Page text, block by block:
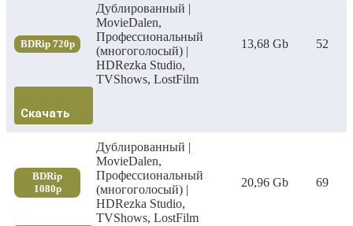
BDRip 720p
Дублированный |
MovieDalen,
Профессиональный
(многоголосый) |
HDRezka Studio,
TVShows, LostFilm
13,68 Gb 52
Скачать
BDRip
1080p
Дублированный |
MovieDalen,
Профессиональный
(многоголосый) |
HDRezka Studio,
TVShows, LostFilm
20,96 Gb 69